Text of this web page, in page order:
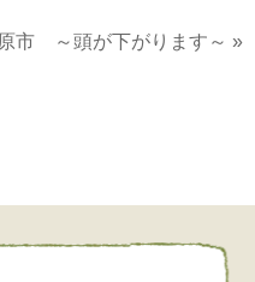
市 ～頭が下がります～ »